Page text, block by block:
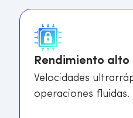
Rendimiento alto
Velocidades
operaciones fluidas.